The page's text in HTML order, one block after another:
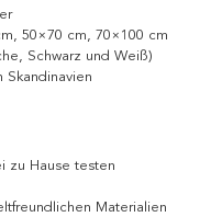
50×70 cm, 70×100 cm
Schwarz und Weiß)
Skandinavien
zu Hause testen
Materialien